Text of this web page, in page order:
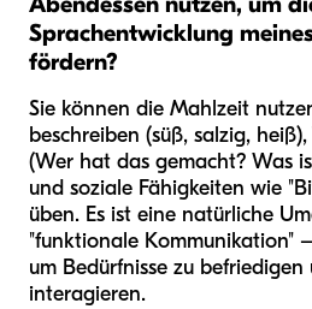
Sprachentwicklung
fördern?
Sie können die Mahlzeit
beschreiben (süß, salzig,
(Wer hat das gemacht? Was
und soziale Fähigkeiten wie
üben. Es ist eine natürliche
"funktionale Kommunikation"
um Bedürfnisse zu
interagieren.